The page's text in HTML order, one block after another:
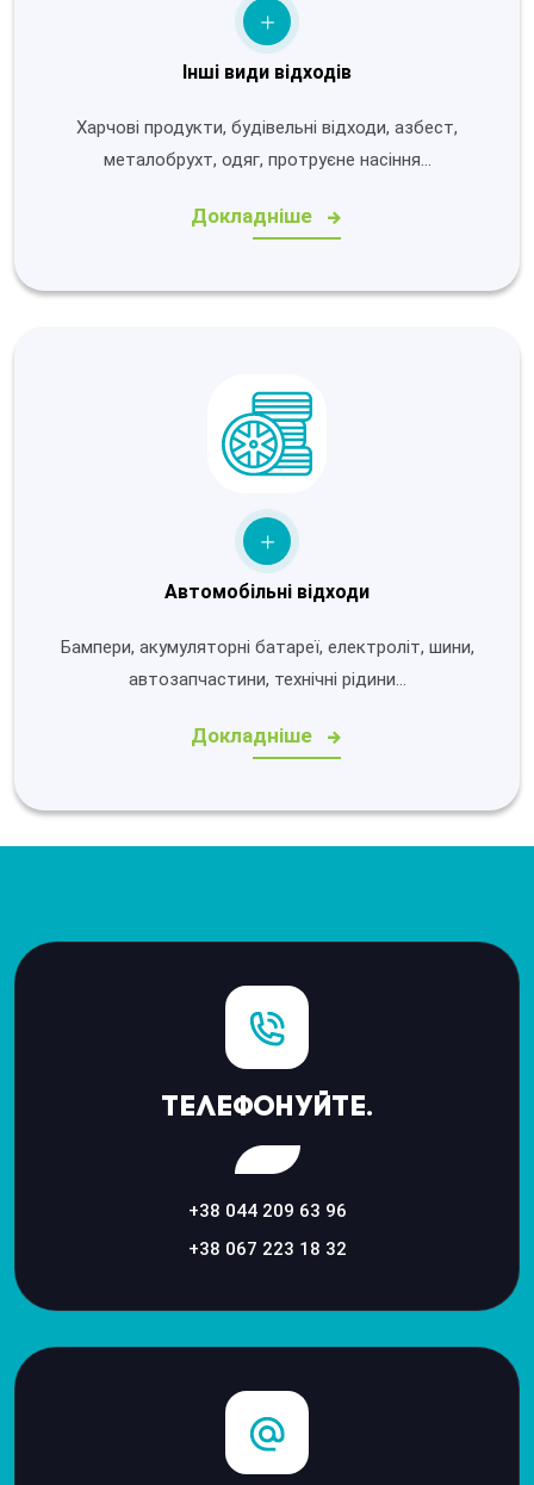
Інші види відходів
Харчові продукти, будівельні відходи, азбест,
металобрухт, одяг, протруєне насіння…
Докладніше
Автомобільні відходи
Бампери, акумуляторні батареї, електроліт, шини,
автозапчастини, технічні рідини…
Докладніше
Телефонуйте.
+38 044 209 63 96
+38 067 223 18 32